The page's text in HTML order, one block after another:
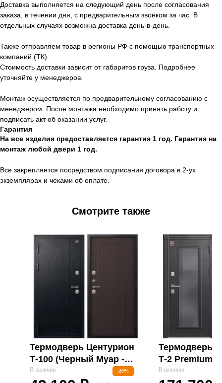
Доставка выполняется на следующий день после согласования
заказа, в течении дня, с предварительным звонком за час. В
отдельных случаях возможна доставка день-в-день.
Также отправляем товар в регионы РФ с помощью транспортных
компаний (ТК).
Стоимость доставки зависит от габаритов груза. Подробнее
уточняйте у менеджеров.
Монтаж осуществляется по предварительному согласованию с
менеджером. После монтажа необходимо принять работу и
подписать акт об оказании услуг.
Гарантия
На все изделия предоставляется гарантия 1 год. Гарантия на
монтаж любой двери 1 год.
Все закрепляется посредством подписания договора в 2-ух
экземплярах и чеками об оплате.
Смотрите также
-20%
Термодверь Центурион
Т-100 (Черный Муар -
Темная Лиственница) С
В наличии
Термодверь
Т-2 Premium
Муар - Софт
В наличии